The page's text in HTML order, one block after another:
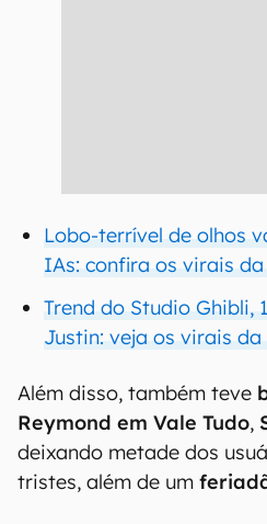
Lobo-terrível de olhos
IAs: confira os virais
Trend do Studio Ghibli,
Justin: veja os virais da
Além disso, também teve
Reymond em Vale Tudo,
deixando metade dos
tristes, além de um